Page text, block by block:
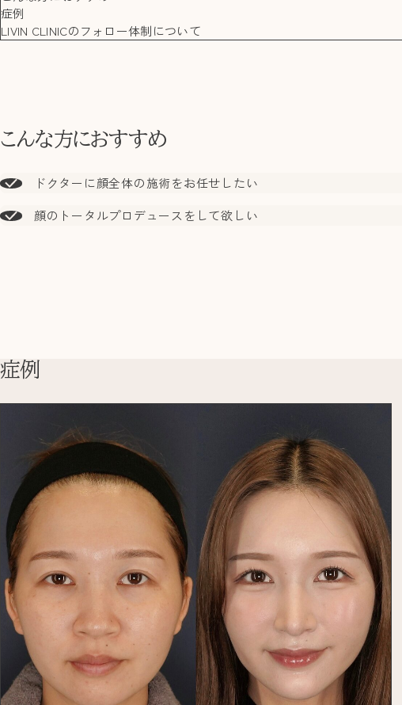
症例
LIVIN CLINICのフォロー体制について
こんな方におすすめ
ドクターに顔全体の施術をお任せしたい
顔のトータルプロデュースをして欲しい
症例